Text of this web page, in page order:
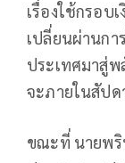
เรื่องใช้กรอบ
เปลี่ยนผ่านกา
ประเทศมาสู่พ
จะภายในสัป
ขณะที่ นายพริ